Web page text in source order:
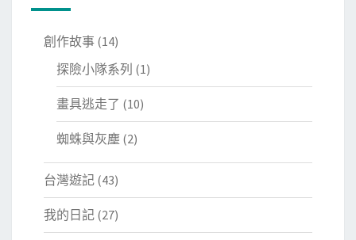
創作故事 (14)
探險小隊系列 (1)
畫具逃走了 (10)
蜘蛛與灰塵 (2)
台灣遊記 (43)
我的日記 (27)